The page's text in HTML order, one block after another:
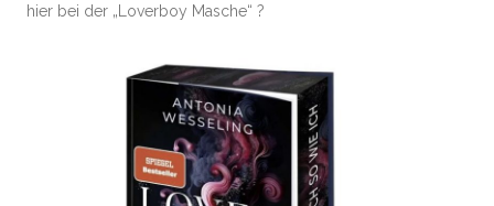
hier bei der „Loverboy Masche“ ?